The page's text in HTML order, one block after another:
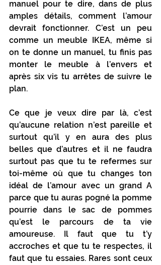
manuel pour te dire, dans de plus
amples détails, comment l’amour
devrait fonctionner. C’est un peu
comme un meuble IKEA, même si
on te donne un manuel, tu finis pas
monter le meuble à l’envers et
après six vis tu arrêtes de suivre le
plan.
Ce que je veux dire par là, c’est
qu’aucune relation n’est pareille et
surtout qu’il y en aura des plus
belles que d’autres et il ne faudra
surtout pas que tu te refermes sur
toi-même où que tu changes ton
idéal de l’amour avec un grand A
parce que tu auras pogné la pomme
pourrie dans le sac de pommes
qu’est le parcours de ta vie
amoureuse. Il faut que tu t’y
accroches et que tu te respectes, il
faut que tu essaies. Rares sont ceux